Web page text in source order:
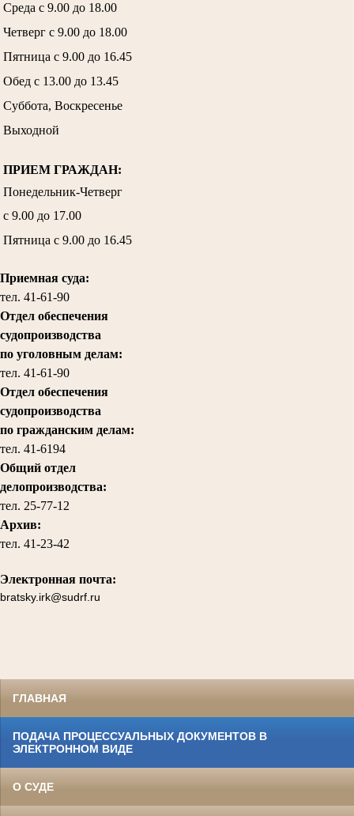
Среда с 9.00 до 18.00
Четверг с 9.00 до 18.00
Пятница с 9.00 до 16.45
Обед с 13.00 до 13.45
Суббота, Воскресенье
Выходной
ПРИЕМ ГРАЖДАН:
Понедельник-Четверг
с 9.00 до 17.00
Пятница с 9.00 до 16.45
Приемная суда:
тел. 41-61-90
Отдел обеспечения
судопроизводства
по уголовным делам:
тел. 41-61-90
Отдел обеспечения
судопроизводства
по гражданским делам:
тел. 41-6194
Общий отдел
делопроизводства:
тел. 25-77-12
Архив:
тел. 41-23-42
Электронная почта:
bratsky.irk@sudrf.ru
ГЛАВНАЯ
ПОДАЧА ПРОЦЕССУАЛЬНЫХ ДОКУМЕНТОВ В
ЭЛЕКТРОННОМ ВИДЕ
О СУДЕ